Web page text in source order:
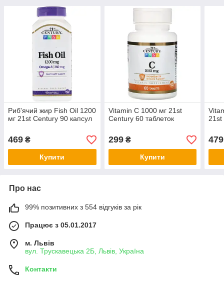
Риб'ячий жир Fish Oil 1200
мг 21st Century 90 капсул
469 ₴
Купити
Vitamin C 1000 мг 21st
Century 60 таблеток
299₴
Купити
21st
479
Про нас
99% позитивних з 554 відгуків за рік
Працює з 05.01.2017
м. Львів
вул. Трускавецька 2Б, Львів, Україна
Контакти